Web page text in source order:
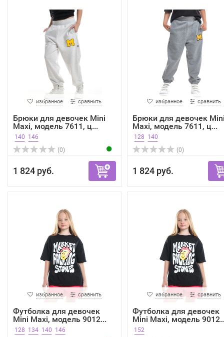
избранное сравнить
Брюки для девочек Mini
Maxi, модель 7611, ц...
140 146
(0)
1 824 руб.
избранное сравнить
Брюки для девочек
Maxi, модель 7611, ц...
128 140
(0)
1 824 руб.
избранное сравнить
Футболка для девочек
Mini Maxi, модель 9012...
128 134 140 146
избранное сравнить
Футболка для девочек
Mini Maxi, модель
152